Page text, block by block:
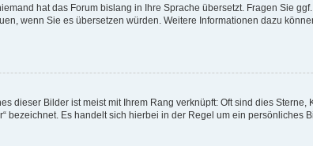
hat das Forum bislang in Ihre Sprache übersetzt. Fragen Sie
wenn Sie es übersetzen würden. Weitere Informationen dazu
dieser Bilder ist meist mit Ihrem Rang verknüpft: Oft sind dies
bezeichnet. Es handelt sich hierbei in der Regel um ein persönliches